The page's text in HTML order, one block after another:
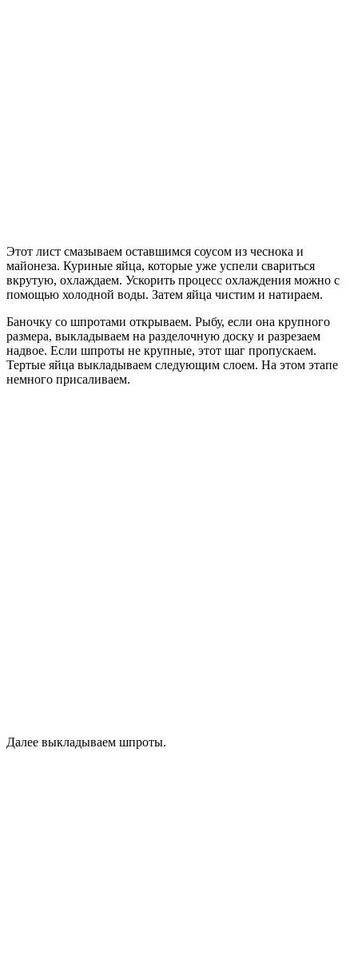
Этот лист смазываем оставшимся соусом из чеснока и
майонеза. Куриные яйца, которые уже успели свариться
вкрутую, охлаждаем. Ускорить процесс охлаждения можно с
помощью холодной воды. Затем яйца чистим и натираем.
Баночку со шпротами открываем. Рыбу, если она крупного
размера, выкладываем на разделочную доску и разрезаем
надвое. Если шпроты не крупные, этот шаг пропускаем.
Тертые яйца выкладываем следующим слоем. На этом этапе
немного присаливаем.
Далее выкладываем шпроты.